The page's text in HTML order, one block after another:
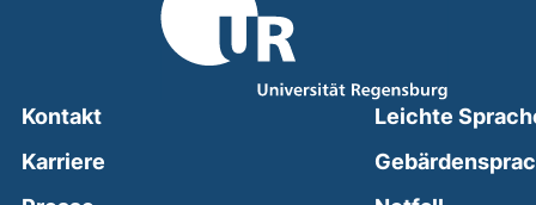
Kontakt
Karriere
Leichte